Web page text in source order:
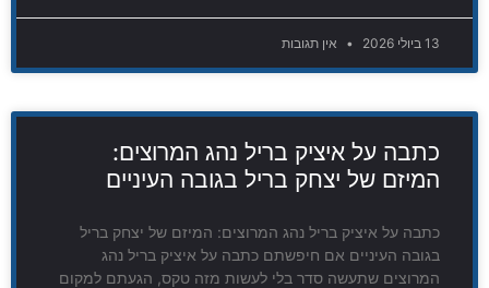
13 ביולי 2026 אין תגובות
כתבה על איציק בריל נהג המרוצים:
המיזם של יצחק בריל בגובה העיניים
כתבה על איציק בריל נהג המרוצים: המיזם של יצחק בריל
בגובה העיניים אם חיפשתם כתבה על איציק בריל נהג
המרוצים שתעשה סדר בלי לעשות מזה טקס, הגעתם למקום